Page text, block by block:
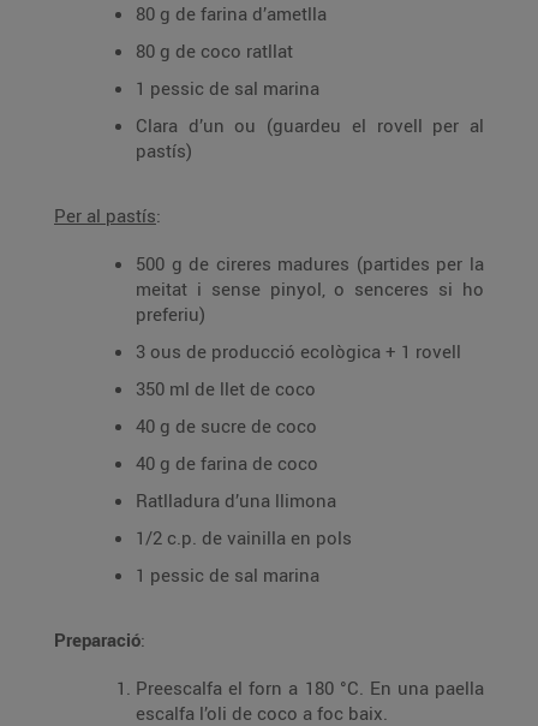
80 g de farina d’ametlla
80 g de coco ratllat
1 pessic de sal marina
Clara d’un ou (guardeu el rovell per al
pastís)
Per al pastís:
500 g de cireres madures (partides per la
meitat i sense pinyol, o senceres si ho
preferiu)
3 ous de producció ecològica + 1 rovell
350 ml de llet de coco
40 g de sucre de coco
40 g de farina de coco
Ratlladura d’una llimona
1/2 c.p. de vainilla en pols
1 pessic de sal marina
Preparació:
Preescalfa el forn a 180 °C. En una paella
escalfa l’oli de coco a foc baix.